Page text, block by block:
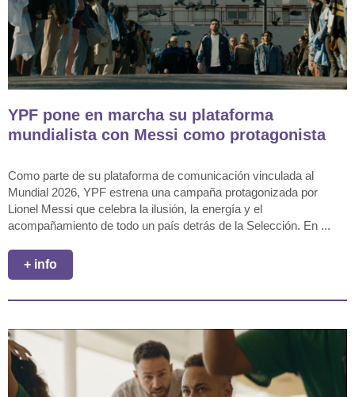
YPF pone en marcha su plataforma
mundialista con Messi como protagonista
Como parte de su plataforma de comunicación vinculada al
Mundial 2026, YPF estrena una campaña protagonizada por
Lionel Messi que celebra la ilusión, la energía y el
acompañamiento de todo un país detrás de la Selección. En ...
+ info